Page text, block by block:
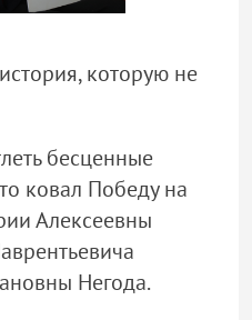
которую не
бесценные
ковал Победу на
Алексеевны
Негода.